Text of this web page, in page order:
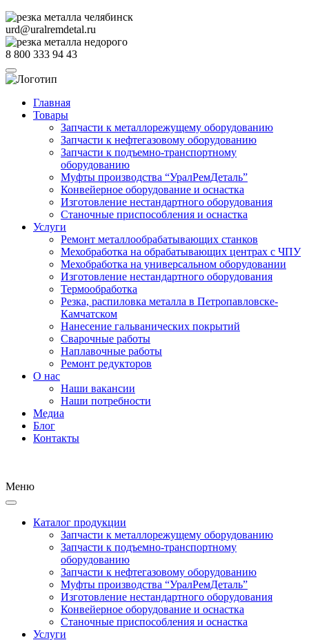
urd@uralremdetal.ru
8 800 333 94 43
Главная
Товары
Запчасти к металлорежущему оборудованию
Запчасти к нефтегазовому оборудованию
Запчасти к подъемно-транспортному
оборудованию
Муфты производства “УралРемДеталь”
Конвейерное оборудование и оснастка
Изготовление нестандартного оборудования
Станочные приспособления и оснастка
Услуги
Ремонт металлообрабатывающих станков
Мехобработка на обрабатывающих центрах с ЧПУ
Мехобработка на универсальном оборудовании
Изготовление нестандартного оборудования
Термообработка
Резка, распиловка металла в Петропавловске-
Камчатском
Нанесение гальванических покрытий
Сварочные работы
Наплавочные работы
Ремонт редукторов
О нас
Наши вакансии
Наши потребности
Медиа
Блог
Контакты
Меню
Каталог продукции
Запчасти к металлорежущему оборудованию
Запчасти к подъемно-транспортному
оборудованию
Запчасти к нефтегазовому оборудованию
Муфты производства “УралРемДеталь”
Изготовление нестандартного оборудования
Конвейерное оборудование и оснастка
Станочные приспособления и оснастка
Услуги